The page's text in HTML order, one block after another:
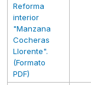
Reforma
interior
"Manzana
Cocheras
Llorente".
(Formato
PDF)